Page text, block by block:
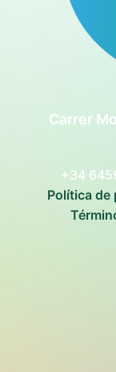
Carrer
+34
Política de